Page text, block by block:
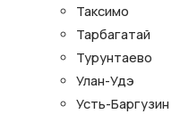
Таксимо
Тарбагатай
Турунтаево
Улан-Удэ
Усть-Баргузин